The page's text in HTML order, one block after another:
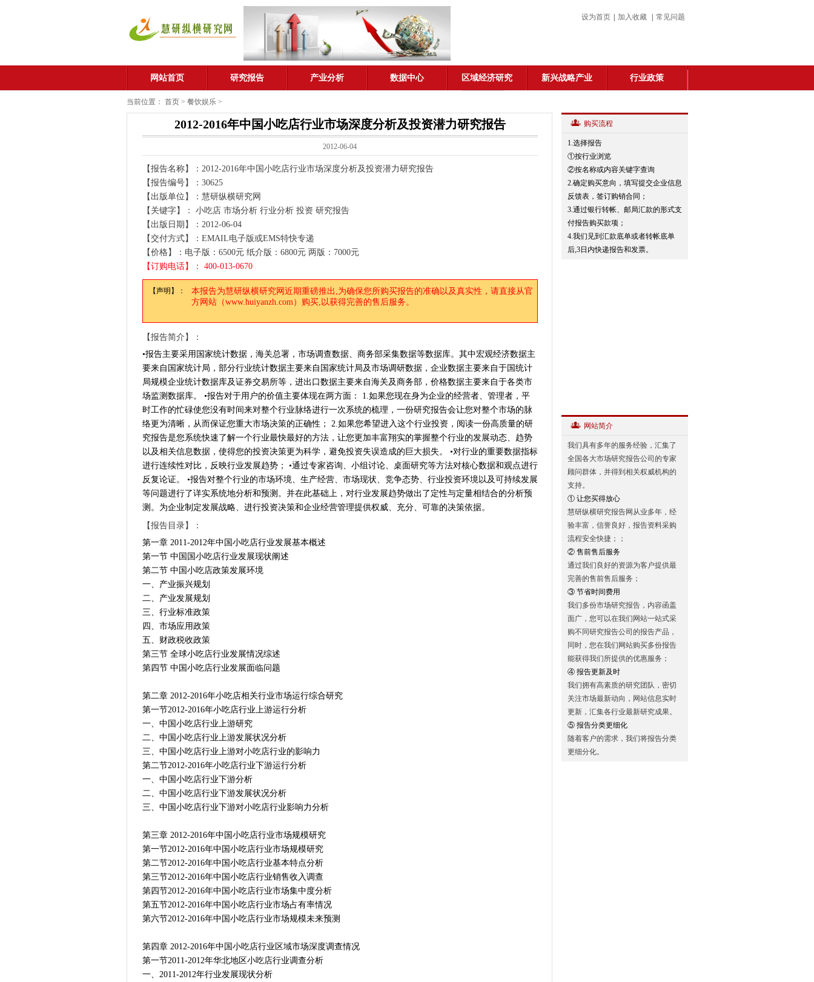
设为首页 加入收藏 常见问题
网站首页 研究报告 产业分析 数据中心 区域经济研究 新兴战略产业 行业政策
当前位置： 首页> 餐饮娱乐>
2012-2016年中国小吃店行业市场深度分析及投资潜力研究报告
2012-06-04
【报告名称】：2012-2016年中国小吃店行业市场深度分析及投资潜力研究报告
【报告编号】：30625
【出版单位】：慧研纵横研究网
【关键字】： 小吃店 市场分析 行业分析 投资 研究报告
【出版日期】：2012-06-04
【交付方式】：EMAIL电子版或EMS特快专递
【价格】：电子版：6500元 纸介版：6800元 两版：7000元
【订购电话】： 400-013-0670
【声明】：
本报告为慧研纵横研究网近期重磅推出,为确保您所购买报告的准确以及真实性，请直接从官
方网站（www.huiyanzh.com）购买,以获得完善的售后服务。
【报告简介】：
•报告主要采用国家统计数据，海关总署，市场调查数据、商务部采集数据等数据库。其中宏观经济数据主
要来自国家统计局，部分行业统计数据主要来自国家统计局及市场调研数据，企业数据主要来自于国统计
局规模企业统计数据库及证券交易所等，进出口数据主要来自海关及商务部，价格数据主要来自于各类市
场监测数据库。 •报告对于用户的价值主要体现在两方面： 1.如果您现在身为企业的经营者、管理者，平
时工作的忙碌使您没有时间来对整个行业脉络进行一次系统的梳理，一份研究报告会让您对整个市场的脉
络更为清晰，从而保证您重大市场决策的正确性； 2.如果您希望进入这个行业投资，阅读一份高质量的研
究报告是您系统快速了解一个行业最快最好的方法，让您更加丰富翔实的掌握整个行业的发展动态、趋势
以及相关信息数据，使得您的投资决策更为科学，避免投资失误造成的巨大损失。 •对行业的重要数据指标
进行连续性对比，反映行业发展趋势； •通过专家咨询、小组讨论、桌面研究等方法对核心数据和观点进行
反复论证。 •报告对整个行业的市场环境、生产经营、市场现状、竞争态势、行业投资环境以及可持续发展
等问题进行了详实系统地分析和预测。并在此基础上，对行业发展趋势做出了定性与定量相结合的分析预
测。为企业制定发展战略、进行投资决策和企业经营管理提供权威、充分、可靠的决策依据。
【报告目录】：
第一章 2011-2012年中国小吃店行业发展基本概述
第一节 中国国小吃店行业发展现状阐述
第二节 中国小吃店政策发展环境
一、产业振兴规划
二、产业发展规划
三、行业标准政策
四、市场应用政策
五、财政税收政策
第三节 全球小吃店行业发展情况综述
第四节 中国小吃店行业发展面临问题
第二章 2012-2016年小吃店相关行业市场运行综合研究
第一节2012-2016年小吃店行业上游运行分析
一、中国小吃店行业上游研究
二、中国小吃店行业上游发展状况分析
三、中国小吃店行业上游对小吃店行业的影响力
第二节2012-2016年小吃店行业下游运行分析
一、中国小吃店行业下游分析
二、中国小吃店行业下游发展状况分析
三、中国小吃店行业下游对小吃店行业影响力分析
第三章 2012-2016年中国小吃店行业市场规模研究
第一节2012-2016年中国小吃店行业市场规模研究
第二节2012-2016年中国小吃店行业基本特点分析
第三节2012-2016年中国小吃店行业销售收入调查
第四节2012-2016年中国小吃店行业市场集中度分析
第五节2012-2016年中国小吃店行业市场占有率情况
第六节2012-2016年中国小吃店行业市场规模未来预测
第四章 2012-2016年中国小吃店行业区域市场深度调查情况
第一节2011-2012年华北地区小吃店行业调查分析
一、2011-2012年行业发展现状分析
购买流程
1.选择报告
①按行业浏览
②按名称或内容关键字查询
2.确定购买意向，填写提交企业信息
反馈表，签订购销合同；
3.通过银行转帐、邮局汇款的形式支
付报告购买款项；
4.我们见到汇款底单或者转帐底单
后,3日内快递报告和发票。
网站简介
我们具有多年的服务经验，汇集了
全国各大市场研究报告公司的专家
顾问群体，并得到相关权威机构的
支持。
① 让您买得放心
慧研纵横研究报告网从业多年，经
验丰富，信誉良好，报告资料采购
流程安全快捷；；
② 售前售后服务
通过我们良好的资源为客户提供最
完善的售前售后服务；
③ 节省时间费用
我们多份市场研究报告，内容函盖
面广，您可以在我们网站一站式采
购不同研究报告公司的报告产品，
同时，您在我们网站购买多份报告
能获得我们所提供的优惠服务；
④ 报告更新及时
我们拥有高素质的研究团队，密切
关注市场最新动向，网站信息实时
更新，汇集各行业最新研究成果。
⑤ 报告分类更细化
随着客户的需求，我们将报告分类
更细分化。